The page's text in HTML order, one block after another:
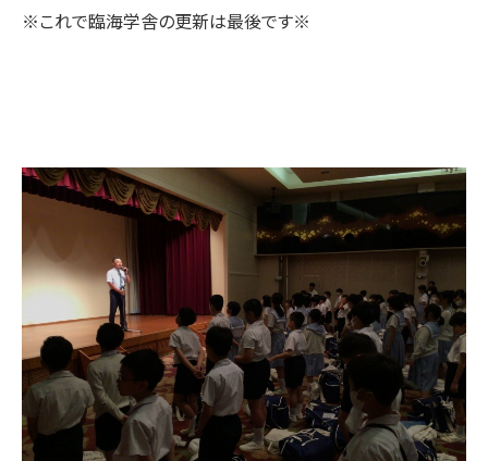
※これで臨海学舎の更新は最後です※